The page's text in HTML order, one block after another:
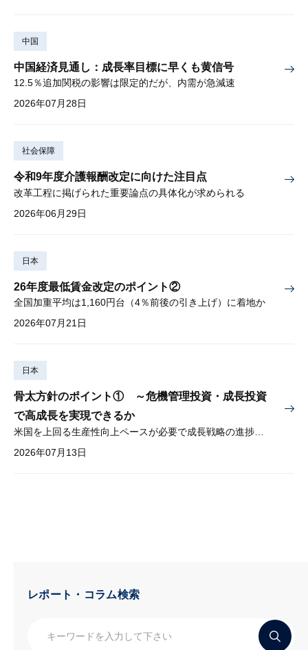
中国
中国経済見通し：成長率目標に早くも黄信号
12.5％追加関税の影響は限定的だが、内需が急減速
2026年07月28日
社会保障
令和9年度介護報酬改定に向けた注目点
改革工程に掲げられた重要論点の具体化が求められる
2026年06月29日
日本
26年度最低賃金改定のポイント②
全国加重平均は1,160円台（4％前後の引き上げ）に着地か
2026年07月21日
日本
骨太方針のポイント① ～危機管理投資・成長投資
で高成長を実現できるか
2026年07月13日
レポート・コラム検索